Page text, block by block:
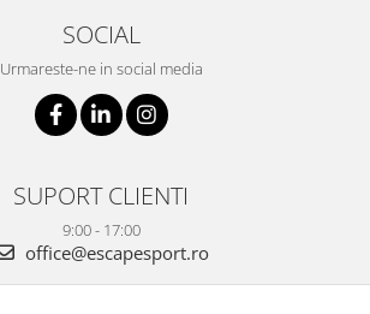
SOCIAL
Urmareste-ne in social media
SUPORT CLIENTI
9:00 - 17:00
office@escapesport.ro